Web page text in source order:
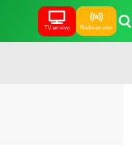
TV en vivo Radio en vivo